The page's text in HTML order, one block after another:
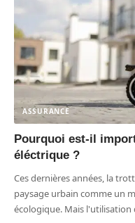
ASSURANCE
Pourquoi est-il
éléctrique ?
Ces dernières années, la
paysage urbain comme un
écologique. Mais l'utilisation